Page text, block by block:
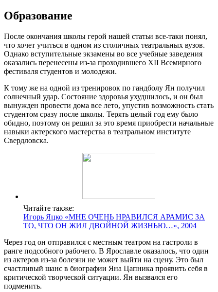
Образование
После окончания школы герой нашей статьи все-таки понял,
что хочет учиться в одном из столичных театральных вузов.
Однако вступительные экзамены во все учебные заведения
оказались перенесены из-за проходившего XII Всемирного
фестиваля студентов и молодежи.
К тому же на одной из тренировок по гандболу Ян получил
солнечный удар. Состояние здоровья ухудшилось, и он был
вынужден провести дома все лето, упустив возможность стать
студентом сразу после школы. Терять целый год ему было
обидно, поэтому он решил за это время приобрести начальные
навыки актерского мастерства в театральном институте
Свердловска.
Читайте также:
Игорь Яцко «МНЕ ОЧЕНЬ НРАВИЛСЯ АРАМИС ЗА
ТО, ЧТО ОН ЖИЛ ДВОЙНОЙ ЖИЗНЬЮ…», 2004
Через год он отправился с местным театром на гастроли в
ранге подсобного рабочего. В Ярославле оказалось, что один
из актеров из-за болезни не может выйти на сцену. Это был
счастливый шанс в биографии Яна Цапника проявить себя в
критической творческой ситуации. Ян вызвался его
подменить.